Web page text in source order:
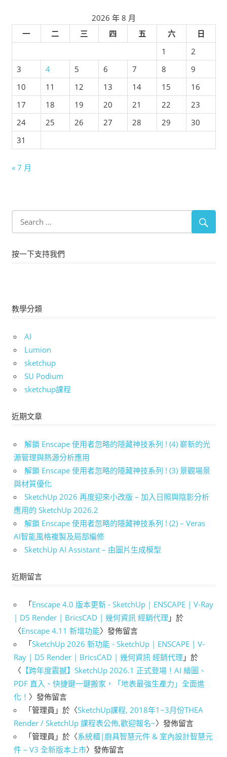
2026 年 8 月
一
二 三 四 五 六
日
1
2
3
4 5 6 7 8
9
10
11 12 13 14 15
16
17
18 19 20 21 22
23
24
25 26 27 28 29
30
31
« 7 月
按一下支持我們
教學分類
AI
Lumion
sketchup
SU Podium
sketchup課程
近期文章
解鎖 Enscape 使用者忽略的隱藏神技系列 ! (4) 嶄新的光
源管理與熱源分析應用
解鎖 Enscape 使用者忽略的隱藏神技系列 ! (3) 景觀場景
與材質優化
SketchUp 2026 再度迎來小改版 – 加入日照與陰影分析
應用的 SketchUp 2026.2
解鎖 Enscape 使用者忽略的隱藏神技系列 ! (2) – Veras
AI智能風格複製及局部編修
SketchUp AI Assistant – 由圖片生成模型
近期留言
「Enscape 4.0 版本更新 - SketchUp | ENSCAPE | V-Ray
| D5 Render | BricsCAD | 幾何資訊 經銷代理 」於
〈Enscape 4.11 新增功能〉發佈留言
「SketchUp 2026 新功能 - SketchUp | ENSCAPE | V-
Ray | D5 Render | BricsCAD | 幾何資訊 經銷代理 」於
〈 【跨年度震撼】SketchUp 2026.1 正式登場！AI 繪圖、
PDF 直入、快捷鍵一鍵搬家，「地表最強生產力」全面進
化！ 〉發佈留言
「管理員 」於〈SketchUp課程, 2018年1~3月份THEA
Render / SketchUp 課程表公佈,歡迎報名~〉發佈留言
「管理員 」於〈系統櫃|廚具智慧元件 & 室內設計智慧元
件 – V3 全新版本上市〉發佈留言